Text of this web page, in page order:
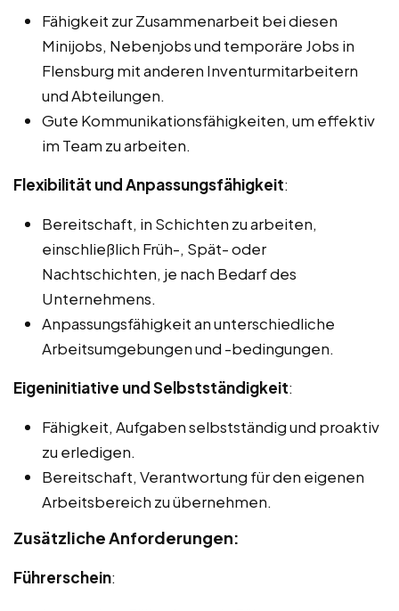
Fähigkeit zur Zusammenarbeit bei diesen
Minijobs, Nebenjobs und temporäre Jobs in
Flensburg mit anderen Inventurmitarbeitern
und Abteilungen.
Gute Kommunikationsfähigkeiten, um effektiv
im Team zu arbeiten.
Flexibilität und Anpassungsfähigkeit:
Bereitschaft, in Schichten zu arbeiten,
einschließlich Früh-, Spät- oder
Nachtschichten, je nach Bedarf des
Unternehmens.
Anpassungsfähigkeit an unterschiedliche
Arbeitsumgebungen und -bedingungen.
Eigeninitiative und Selbstständigkeit:
Fähigkeit, Aufgaben selbstständig und proaktiv
zu erledigen.
Bereitschaft, Verantwortung für den eigenen
Arbeitsbereich zu übernehmen.
Zusätzliche Anforderungen:
Führerschein: